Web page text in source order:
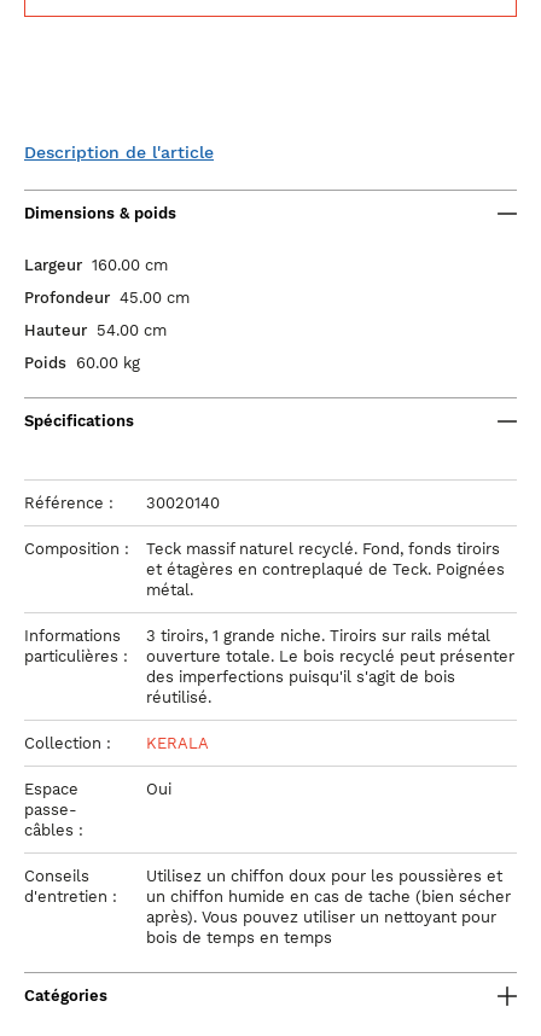
Description de l'article
Dimensions & poids
Largeur 160.00 cm
Profondeur 45.00 cm
Hauteur 54.00 cm
Poids 60.00 kg
Spécifications
Référence : 30020140
Composition :
Teck massif naturel recyclé. Fond, fonds tiroirs
et étagères en contreplaqué de Teck. Poignées
métal.
Informations
particulières :
3 tiroirs, 1 grande niche. Tiroirs sur rails métal
ouverture totale. Le bois recyclé peut présenter
des imperfections puisqu'il s'agit de bois
réutilisé.
Collection : KERALA
Espace
passe-
câbles :
Oui
Conseils
d'entretien :
Utilisez un chiffon doux pour les poussières et
un chiffon humide en cas de tache (bien sécher
après). Vous pouvez utiliser un nettoyant pour
bois de temps en temps
Catégories